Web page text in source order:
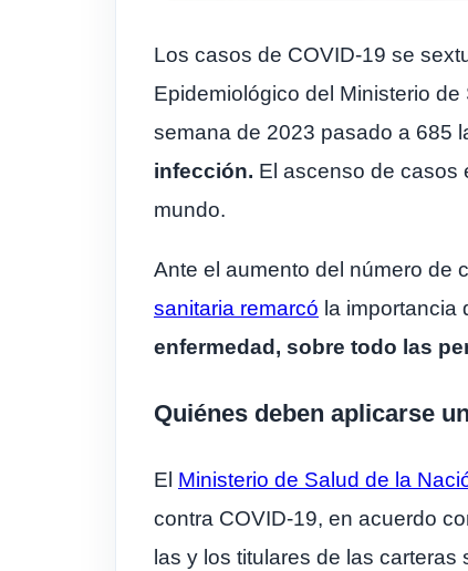
Los casos de COVID-19 se
Epidemiológico del Ministerio
semana de 2023 pasado a 685
infección. El ascenso de casos
mundo.
Ante el aumento del número de
sanitaria remarcó la importancia
enfermedad, sobre todo las
Quiénes deben aplicarse
El Ministerio de Salud de la
contra COVID-19, en acuerdo
las y los titulares de las